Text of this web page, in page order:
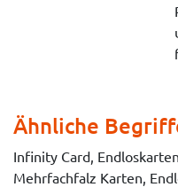
Ähnliche
Infinity Card,
Mehrfachfalz Karten,